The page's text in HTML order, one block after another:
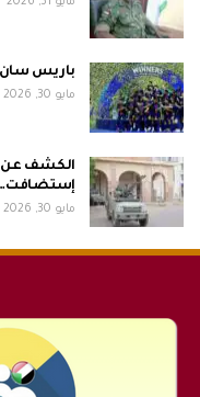
باريس سان
مايو 30, 2026
الكشف عن
مايو 30, 2026